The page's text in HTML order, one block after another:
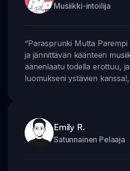
Musiikki-intoilija
“Parasprunki Mutta Parempi
ja jännittävän käänteen
äänenlaatu todella erottuu,
luomukseni ystävien kanssa!
Emily R.
Satunnainen Pelaaja